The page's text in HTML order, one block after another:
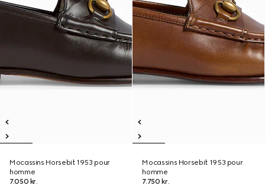
Mocassins Horsebit 1953 pour
homme
7.050 kr.
Mocassins Horsebit 1953 pour
homme
7.750 kr.